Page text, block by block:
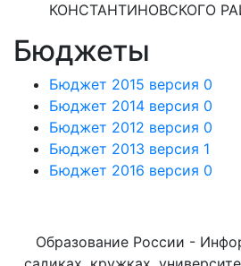
КОНСТАНТИНОВСКОГО
Бюджеты
Бюджет 2015 версия 0
Бюджет 2014 версия 0
Бюджет 2012 версия 0
Бюджет 2013 версия 1
Бюджет 2016 версия 0
Образование России -